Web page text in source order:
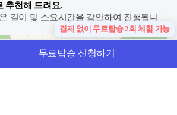
추천해 드려요.
길이 및 소요시간을 감안하여 진행됩니
결제 없이 무료탑승 2회 체험 가능
무료탑승 신청하기